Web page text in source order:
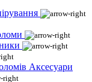
Аксесуари